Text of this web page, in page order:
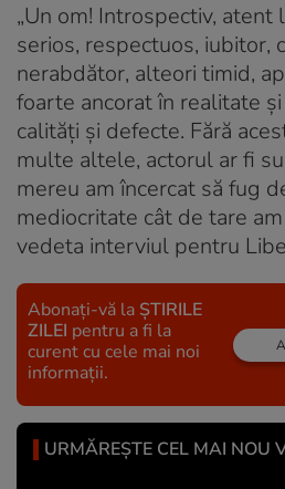
„Un om! Introspectiv, atent
serios, respectuos, iubitor,
nerabdător, alteori timid,
foarte ancorat în realitate
calități și defecte. Fără
multe altele, actorul ar fi
mereu am încercat să fug
mediocritate cât de tare
vedeta interviul pentru
Abonați-vă la ȘTIRILE
ZILEI pentru a fi la
curent cu cele mai noi
informații.
URMĂREȘTE CEL MAI NOU